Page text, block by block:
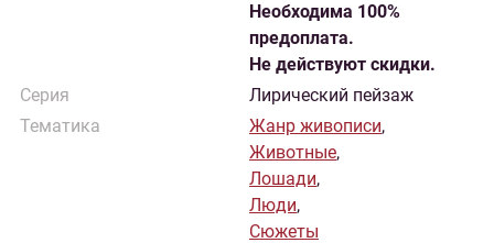
Необходима 100%
предоплата.
Не действуют скидки.
Серия
Лирический пейзаж
Тематика
Жанр живописи,
Животные,
Лошади,
Люди,
Сюжеты